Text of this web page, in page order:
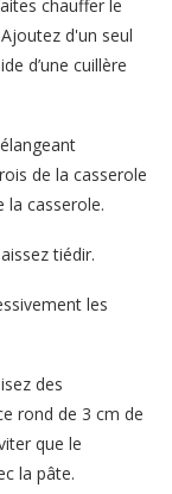
chauffer le
d'un seul
d’une cuillère
de la casserole
la casserole.
tiédir.
les
des
rond de 3 cm de
que le
la pâte.